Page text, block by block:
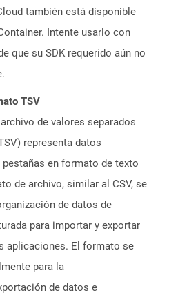
también está disponible
Intente usarlo con
que su SDK requerido aún no
TSV
de valores separados
representa datos
en formato de texto
de archivo, similar al CSV, se
de datos de
para importar y exportar
aplicaciones. El formato se
para la
de datos e